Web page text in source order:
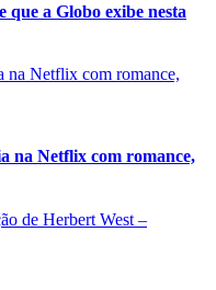
que a Globo exibe nesta
na Netflix com romance,